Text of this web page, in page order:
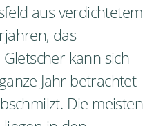
aus verdichtetem
das
kann sich
Jahr betrachtet
Die meisten